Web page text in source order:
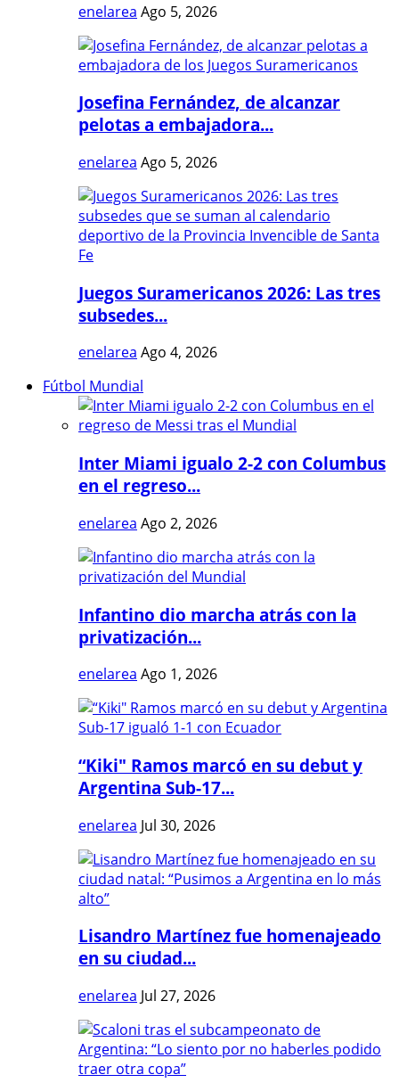
enelarea Ago 5, 2026
Josefina Fernández, de alcanzar
pelotas a embajadora...
enelarea Ago 5, 2026
Juegos Suramericanos 2026: Las tres
subsedes...
enelarea Ago 4, 2026
Fútbol Mundial
Inter Miami igualo 2-2 con Columbus
en el regreso...
enelarea Ago 2, 2026
Infantino dio marcha atrás con la
privatización...
enelarea Ago 1, 2026
“Kiki" Ramos marcó en su debut y
Argentina Sub-17...
enelarea Jul 30, 2026
Lisandro Martínez fue homenajeado
en su ciudad...
enelarea Jul 27, 2026